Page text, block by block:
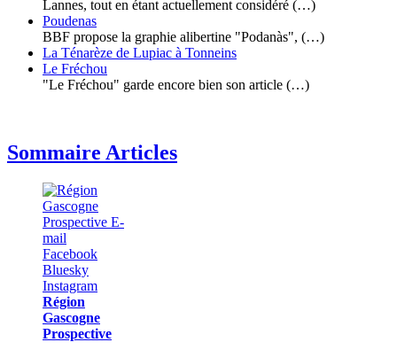
Lannes, tout en étant actuellement considéré (…)
Poudenas
BBF propose la graphie alibertine "Podanàs", (…)
La Ténarèze de Lupiac à Tonneins
Le Fréchou
"Le Fréchou" garde encore bien son article (…)
Sommaire Articles
Région
Gascogne
Prospective